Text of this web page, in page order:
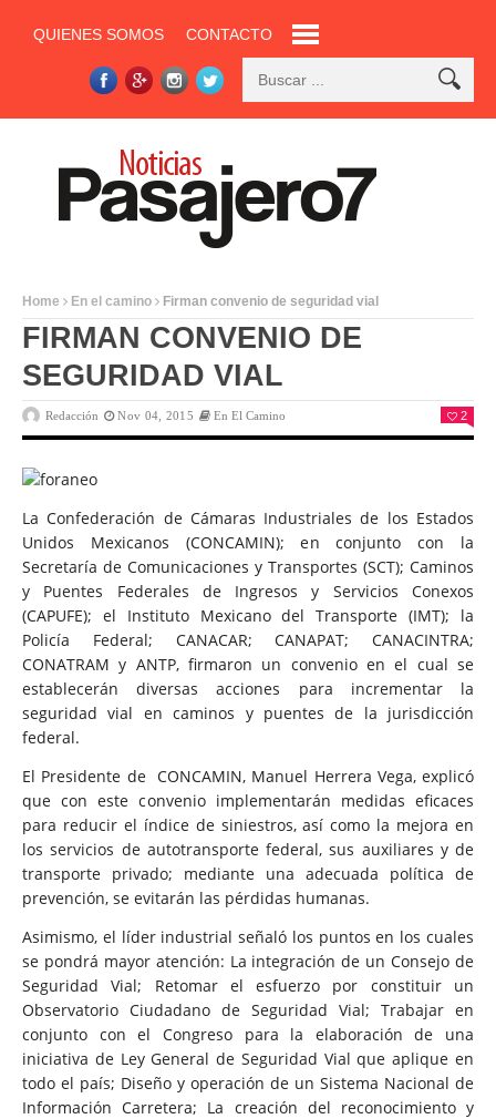
QUIENES SOMOS CONTACTO
Home En el camino Firman convenio de seguridad vial
FIRMAN CONVENIO DE
SEGURIDAD VIAL
Redacción Nov 04, 2015 En El Camino 2
La Confederación de Cámaras Industriales de los Estados
Unidos Mexicanos (CONCAMIN); en conjunto con la
Secretaría de Comunicaciones y Transportes (SCT); Caminos
y Puentes Federales de Ingresos y Servicios Conexos
(CAPUFE); el Instituto Mexicano del Transporte (IMT); la
Policía Federal; CANACAR; CANAPAT; CANACINTRA;
CONATRAM y ANTP, firmaron un convenio en el cual se
establecerán diversas acciones para incrementar la
seguridad vial en caminos y puentes de la jurisdicción
federal.
El Presidente de CONCAMIN, Manuel Herrera Vega, explicó
que con este convenio implementarán medidas eficaces
para reducir el índice de siniestros, así como la mejora en
los servicios de autotransporte federal, sus auxiliares y de
transporte privado; mediante una adecuada política de
prevención, se evitarán las pérdidas humanas.
Asimismo, el líder industrial señaló los puntos en los cuales
se pondrá mayor atención: La integración de un Consejo de
Seguridad Vial; Retomar el esfuerzo por constituir un
Observatorio Ciudadano de Seguridad Vial; Trabajar en
conjunto con el Congreso para la elaboración de una
iniciativa de Ley General de Seguridad Vial que aplique en
todo el país; Diseño y operación de un Sistema Nacional de
Información Carretera; La creación del reconocimiento y